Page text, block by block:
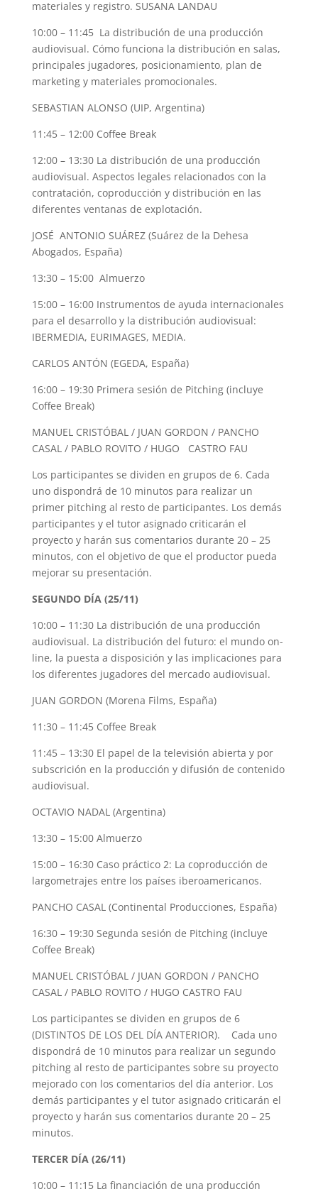
materiales y registro. SUSANA LANDAU
10:00 – 11:45 La distribución de una producción
audiovisual. Cómo funciona la distribución en salas,
principales jugadores, posicionamiento, plan de
marketing y materiales promocionales.
SEBASTIAN ALONSO (UIP, Argentina)
11:45 – 12:00 Coffee Break
12:00 – 13:30 La distribución de una producción
audiovisual. Aspectos legales relacionados con la
contratación, coproducción y distribución en las
diferentes ventanas de explotación.
JOSÉ ANTONIO SUÁREZ (Suárez de la Dehesa
Abogados, España)
13:30 – 15:00 Almuerzo
15:00 – 16:00 Instrumentos de ayuda internacionales
para el desarrollo y la distribución audiovisual:
IBERMEDIA, EURIMAGES, MEDIA.
CARLOS ANTÓN (EGEDA, España)
16:00 – 19:30 Primera sesión de Pitching (incluye
Coffee Break)
MANUEL CRISTÓBAL / JUAN GORDON / PANCHO
CASAL / PABLO ROVITO / HUGO CASTRO FAU
Los participantes se dividen en grupos de 6. Cada
uno dispondrá de 10 minutos para realizar un
primer pitching al resto de participantes. Los demás
participantes y el tutor asignado criticarán el
proyecto y harán sus comentarios durante 20 – 25
minutos, con el objetivo de que el productor pueda
mejorar su presentación.
SEGUNDO DÍA (25/11)
10:00 – 11:30 La distribución de una producción
audiovisual. La distribución del futuro: el mundo on-
line, la puesta a disposición y las implicaciones para
los diferentes jugadores del mercado audiovisual.
JUAN GORDON (Morena Films, España)
11:30 – 11:45 Coffee Break
11:45 – 13:30 El papel de la televisión abierta y por
subscrición en la producción y difusión de contenido
audiovisual.
OCTAVIO NADAL (Argentina)
13:30 – 15:00 Almuerzo
15:00 – 16:30 Caso práctico 2: La coproducción de
largometrajes entre los países iberoamericanos.
PANCHO CASAL (Continental Producciones, España)
16:30 – 19:30 Segunda sesión de Pitching (incluye
Coffee Break)
MANUEL CRISTÓBAL / JUAN GORDON / PANCHO
CASAL / PABLO ROVITO / HUGO CASTRO FAU
Los participantes se dividen en grupos de 6
(DISTINTOS DE LOS DEL DÍA ANTERIOR). Cada uno
dispondrá de 10 minutos para realizar un segundo
pitching al resto de participantes sobre su proyecto
mejorado con los comentarios del día anterior. Los
demás participantes y el tutor asignado criticarán el
proyecto y harán sus comentarios durante 20 – 25
minutos.
TERCER DÍA (26/11)
10:00 – 11:15 La financiación de una producción